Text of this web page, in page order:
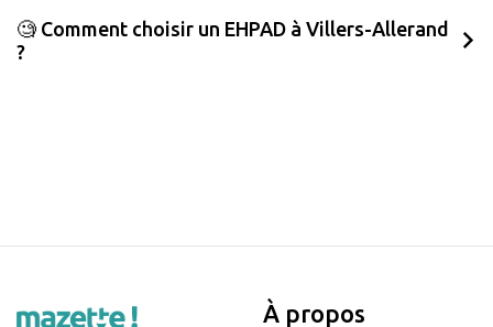
🧐 Comment choisir un EHPAD à Villers-Allerand
?
À propos